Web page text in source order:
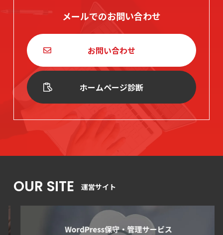
メールでのお問い合わせ
お問い合わせ
ホームページ診断
OUR SITE 運営サイト